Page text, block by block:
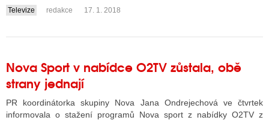
....
Televize redakce 17. 1. 2018
Nova Sport v nabídce O2TV zůstala, obě
strany jednají
PR koordinátorka skupiny Nova Jana Ondrejechová ve čtvrtek
informovala o stažení programů Nova sport z nabídky O2TV z